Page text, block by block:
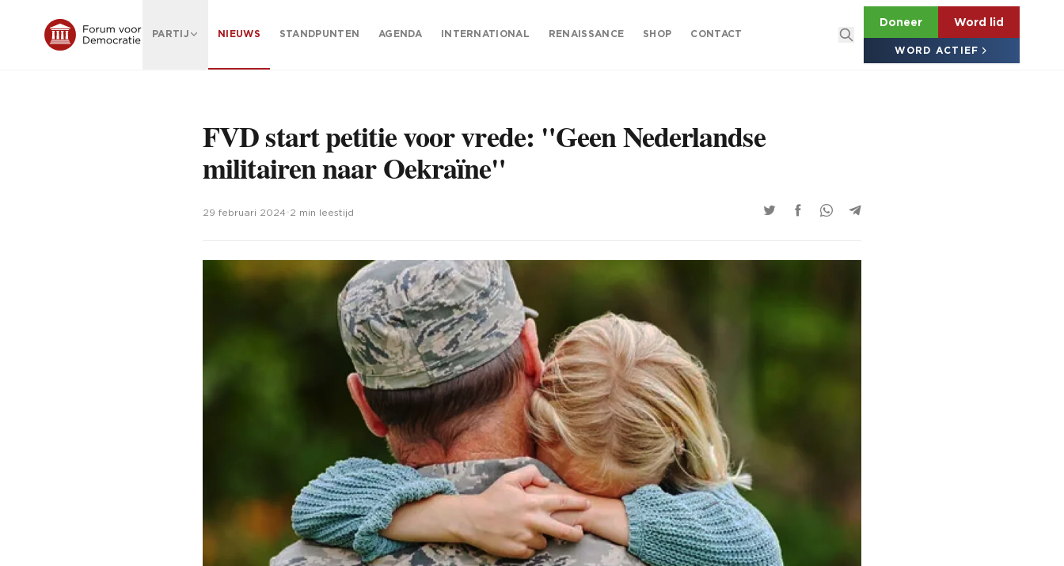
PARTIJ NIEUWS STANDPUNTEN AGENDA INTERNATIONAL RENAISSANCE SHOP CONTACT
Doneer Word lid
WORD ACTIEF
FVD start petitie voor vrede: "Geen Nederlandse
militairen naar Oekraïne"
29 februari 2024 2 min leestijd